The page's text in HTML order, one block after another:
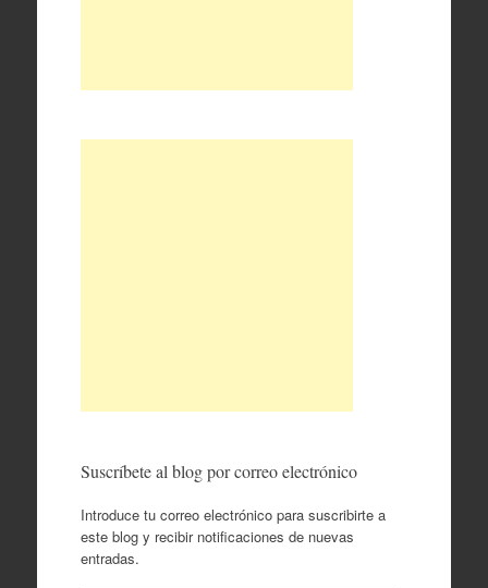
Suscríbete al blog por correo electrónico
Introduce tu correo electrónico para suscribirte a
este blog y recibir notificaciones de nuevas
entradas.